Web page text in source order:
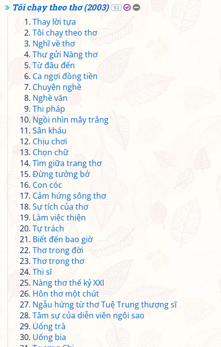
Tôi chạy theo thơ (2003) 92
Thay lời tựa
Tôi chạy theo thơ
Nghĩ về thơ
Thư gửi Nàng thơ
Từ đâu đến
Ca ngợi đồng tiền
Chuyện nghề
Nghề văn
Thi pháp
Ngồi nhìn mây trắng
Sân khấu
Chịu chơi
Chọn chữ
Tìm giữa trang thơ
Đừng tưởng bở
Con cóc
Cảm hứng sông thơ
Sự tích của thơ
Làm việc thiện
Tự trách
Biết đến bao giờ
Thơ trong đời
Thơ trong thơ
Thi sĩ
Nàng thơ thế kỷ XXI
Hôn thơ một chút
Ngẫu hứng từ thơ Tuệ Trung thượng sĩ
Tâm sự của diễn viên ngôi sao
Uống trà
Uống bia